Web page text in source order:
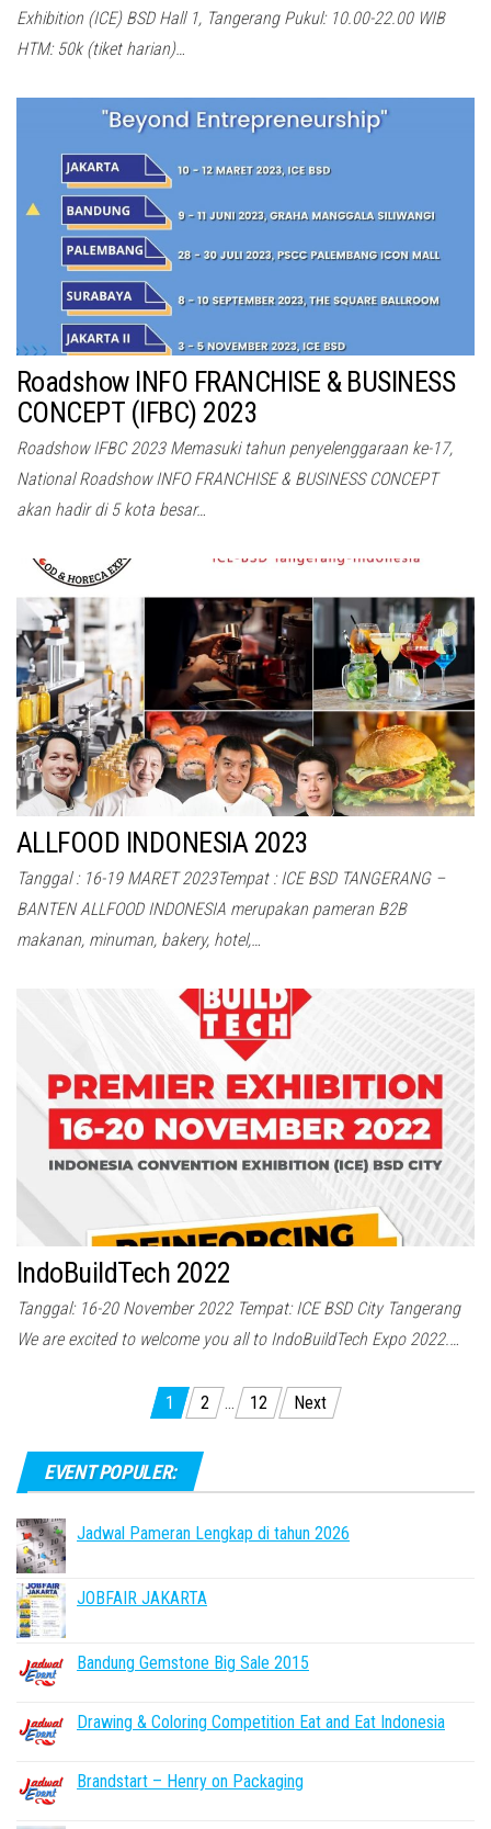
Exhibition (ICE) BSD Hall 1, Tangerang Pukul: 10.00-22.00 WIB
HTM: 50k (tiket harian)…
Roadshow INFO FRANCHISE & BUSINESS
CONCEPT (IFBC) 2023
Roadshow IFBC 2023 Memasuki tahun penyelenggaraan ke-17,
National Roadshow INFO FRANCHISE & BUSINESS CONCEPT
akan hadir di 5 kota besar…
ALLFOOD INDONESIA 2023
Tanggal : 16-19 MARET 2023Tempat : ICE BSD TANGERANG –
BANTEN ALLFOOD INDONESIA merupakan pameran B2B
makanan, minuman, bakery, hotel,…
IndoBuildTech 2022
Tanggal: 16-20 November 2022 Tempat: ICE BSD City Tangerang
We are excited to welcome you all to IndoBuildTech Expo 2022.…
pagination
1 2 … 12 Next
EVENT POPULER:
Jadwal Pameran Lengkap di tahun 2026
JOBFAIR JAKARTA
Bandung Gemstone Big Sale 2015
Drawing & Coloring Competition Eat and Eat Indonesia
Brandstart – Henry on Packaging